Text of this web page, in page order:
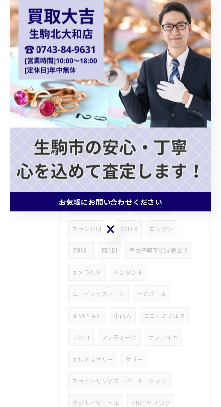
シルバーアクセサリー 御在位金貨
オーストリア金貨 コロナ金貨
天皇陛下御即位金貨 シャネルバッグ
ダイアナモデル ブランドバッグ
貴金属買取 ショパール Chopard
クォーツ カプシーヌ プラダバッグ
グッチショルダーバッグ
ホワイトゴールドアクセサリー
ゴールドジュエリー ブランドバッグ買取
モノグラムトリヨン 記念メダル
ブランド財布 ROLEX ロンジン
腕時計 FENDI 皇太子殿下御成婚金貨
エメラルド ペンダント
ムービングストーン セミパール
SEMIPEARL 小西六 コニカミノルタ
レトロ アンティーク サファイヤ
エルメスケリー ケリー
ブライトリングスーパーオーシャン
タグホイヤーセル K18イヤリング
お気軽にお問い合わせください
お気軽にお問い合わせください